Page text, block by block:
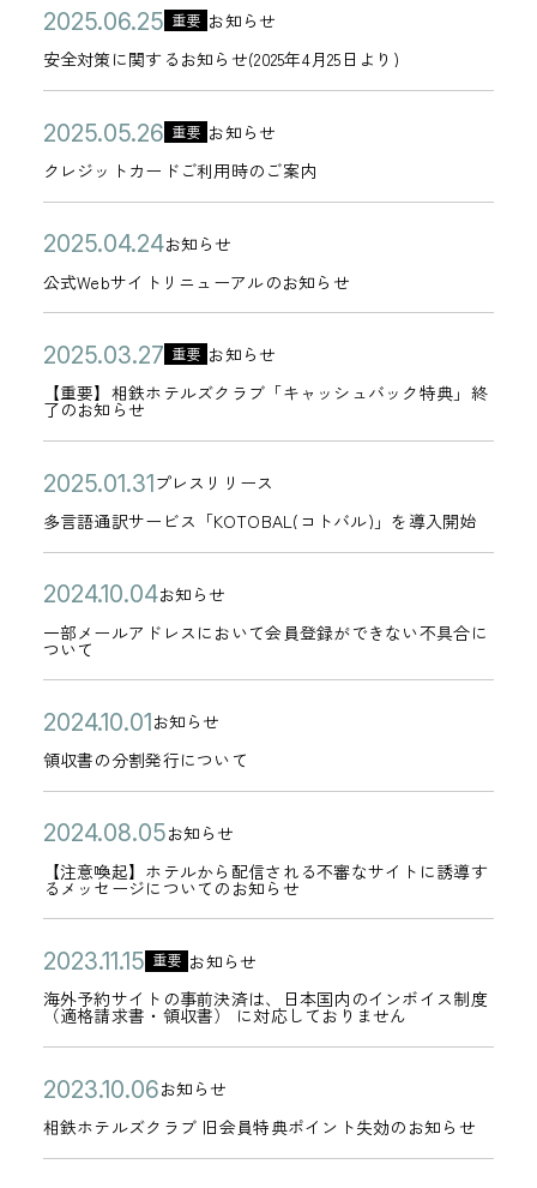
安全対策に関するお知らせ(2025年4月25日より)
公
開
日
2
0
2
5
年
6
2
日
カ
テ
リ
ー
重要 お知らせ
安
全
対
策
に
関
す
る
お
ら
せ
(
2
0
5
年
4
月
2
5
日
よ
り
)
クレジットカードご利用時のご案内
公
開
日
2
0
2
5
年
5
2
6
日
カ
テ
リ
ー
重要 お知らせ
ク
レ
ジ
ッ
ト
カ
ー
ド
ご
利
用
時
の
ご
案
内
公式Webサイトリニューアルのお知らせ
公
開
日
2
0
2
5
年
0
4
月
2
4
日
カ
テ
リ
ー
お知らせ
公
式
W
e
b
サ
イ
ト
リ
ニ
ュ
ー
ア
の
お
知
ら
せ
【重要】相鉄ホテルズクラブ「キャッシュバック特典」終
了のお知らせ
公
開
日
2
0
2
年
0
3
月
2
カ
テ
ゴ
リ
ー
重要 お知らせ
【
重
要
相
鉄
ホ
テ
ル
ズ
ラ
ブ
キ
ャ
ッ
シ
ュ
バ
ッ
ク
特
典
多言語通訳サービス「KOTOBAL(コトバル)」を導入開始
公
開
日
2
0
2
5
年
0
1
月
3
1
日
カ
テ
リ
ー
プレスリリース
多
言
語
通
訳
サ
ー
ビ
ス
「
K
O
T
B
A
L
(
コ
ト
一部メールアドレスにおいて会員登録ができない不具合に
ついて
公
開
日
2
0
2
年
1
0
月
0
4
カ
テ
ゴ
リ
ー
お知らせ
一
部
メ
ル
ア
ド
レ
ス
に
い
て
会
員
登
録
領収書の分割発行について
公
開
日
2
0
2
4
年
1
0
月
0
カ
テ
リ
ー
お知らせ
領
収
書
の
分
割
発
行
に
つ
て
【注意喚起】ホテルから配信される不審なサイトに誘導す
るメッセージについてのお知らせ
公
開
日
2
0
2
年
0
8
月
5
カ
テ
ゴ
リ
ー
お知らせ
【
注
意
起
】
ホ
テ
ル
か
海外予約サイトの事前決済は、日本国内のインボイス制度
（適格請求書・領収書） に対応しておりません
公
開
日
2
0
2
年
1
1
カ
テ
ゴ
リ
ー
重要 お知らせ
海
外
予
サ
イ
ト
相鉄ホテルズクラブ 旧会員特典ポイント失効のお知らせ
公
開
日
2
0
2
カ
テ
お知らせ
相
鉄
ホ